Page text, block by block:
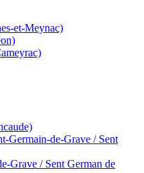
et-Meynac)
Germain-de-Grave / Sent
Grave / Sent German de